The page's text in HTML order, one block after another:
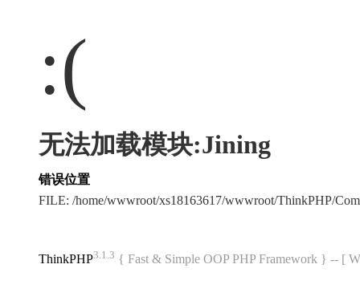
:(
无法加载模块:Jining
错误位置
FILE: /home/wwwroot/xs18163617/wwwroot/ThinkPHP/
ThinkPHP3.1.3 { Fast & Simple OOP PHP Framework } -- [